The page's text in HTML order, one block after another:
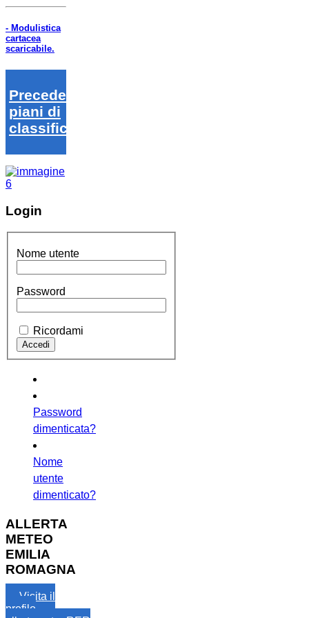
- Modulistica
cartacea
scaricabile.
Precedenti
piani di
classifica
Login
Nome utente
Password
Ricordami
Password
dimenticata?
Nome
utente
dimenticato?
ALLERTA
METEO
EMILIA
ROMAGNA
Visita il
profilo